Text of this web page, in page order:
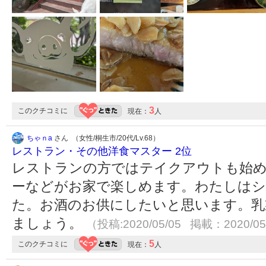
このクチコミに 現在： 3人
ちゃｎa さん （女性/桐生市/20代/Lv.68）
レストラン・その他洋食マスター 2位
レストランの方ではテイクアウトも始
ーなどがお家で楽しめます。わたしは
た。お酒のお供にしたいと思います。
ましょう。
（投稿:2020/05/05 掲載：2020/
このクチコミに 現在： 5人